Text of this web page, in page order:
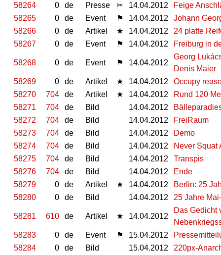
58264
0 de Presse ✂ 14.04.2012
Feige
58265
0 de Event ⚑ 14.04.2012
Johann
58266
0 de Artikel ★ 14.04.2012
24 platte
58267
0 de Event ⚑ 14.04.2012 Freiburg in
58268 0 de Event ⚑ 14.04.2012
Georg
Denis Maier
58269
0 de Artikel ★ 14.04.2012
Occupy
58270
704 de Artikel ★ 14.04.2012
Rund 120
58271
704 de Bild 14.04.2012
58272
704 de Bild 14.04.2012
FreiRaum
58273
704 de Bild 14.04.2012
Demo
58274
704 de Bild 14.04.2012
Never Squat
58275
704 de Bild 14.04.2012
Transpis
58276
704 de Bild 14.04.2012
Ende
58279
0 de Artikel ★ 14.04.2012
Berlin: 25
58280
0 de Bild 14.04.2012 25 Jahre
58281 610 de Artikel ★ 14.04.2012
Das Gedicht
58283
0 de Event ⚑ 15.04.2012
58284
0 de Bild 15.04.2012
220px-